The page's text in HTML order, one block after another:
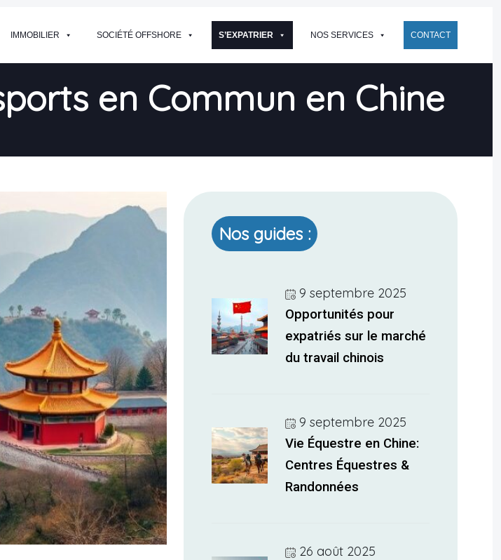
IMMOBILIER SOCIÉTÉ OFFSHORE S’EXPATRIER NOS SERVICES CONTACT
en Commun en Chine
Nos guides :
9 septembre 2025
Opportunités pour
expatriés sur le marché
du travail chinois
9 septembre 2025
Vie Équestre en Chine:
Centres Équestres &
Randonnées
26 août 2025